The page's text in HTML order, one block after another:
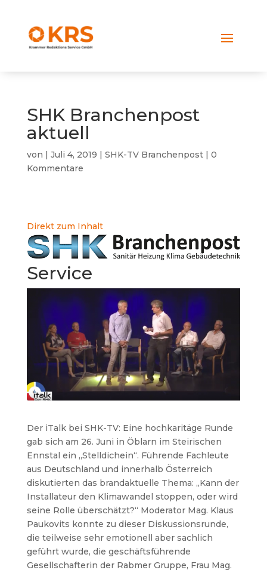
SHK Branchenpost
aktuell
von | Juli 4, 2019 | SHK-TV Branchenpost| 0
Kommentare
Direkt zum Inhalt
Service
Der iTalk bei SHK-TV: Eine hochkaritäge Runde
gab sich am 26. Juni in Öblarn im Steirischen
Ennstal ein „Stelldichein“. Führende Fachleute
aus Deutschland und innerhalb Österreich
diskutierten das brandaktuelle Thema: „Kann der
Installateur den Klimawandel stoppen, oder wird
seine Rolle überschätzt?“ Moderator Mag. Klaus
Paukovits konnte zu dieser Diskussionsrunde,
die teilweise sehr emotionell aber sachlich
geführt wurde, die geschäftsführende
Gesellschafterin der Rabmer Gruppe, Frau Mag.